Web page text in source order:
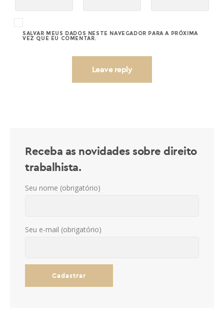
SALVAR MEUS DADOS NESTE NAVEGADOR PARA A PRÓXIMA
VEZ QUE EU COMENTAR.
Receba as novidades sobre direito
trabalhista.
Seu nome (obrigatório)
Seu e-mail (obrigatório)